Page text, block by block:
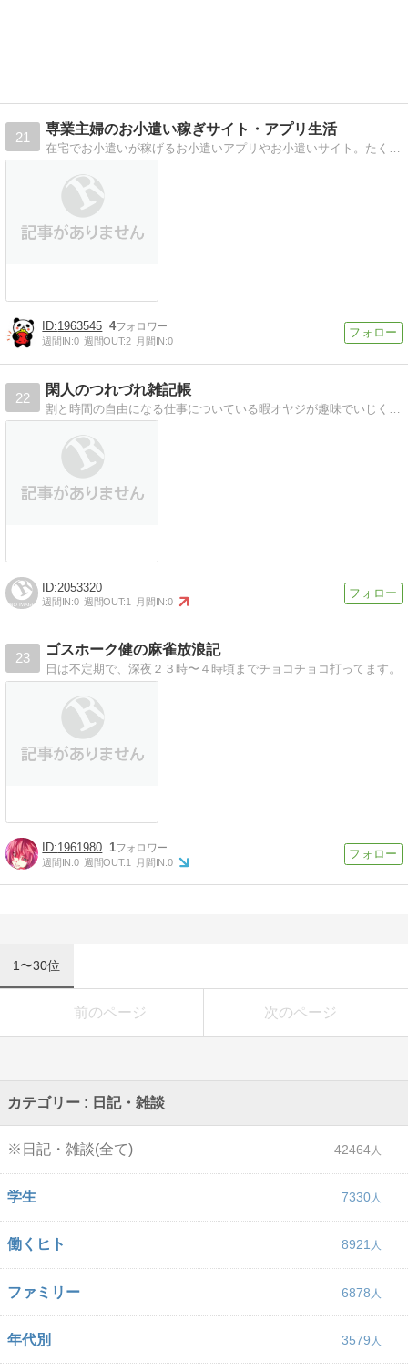
21
専業主婦のお小遣い稼ぎサイト・アプリ生活
1963545 4
週間IN:0 週間OUT:2 月間IN:0
22
閑人のつれづれ雑記帳
2053320
週間IN:0 週間OUT:1 月間IN:0
23
ゴスホーク健の麻雀放浪記
日は不定期で、深夜２３時〜４時頃までチョコチョコ打ってます。
1961980 1
週間IN:0 週間OUT:1 月間IN:0
1〜30位
前のページ 次のページ
カテゴリー : 日記・雑談
※日記・雑談(全て) 42464
学生 7330
働くヒト 8921
ファミリー 6878
年代別 3579